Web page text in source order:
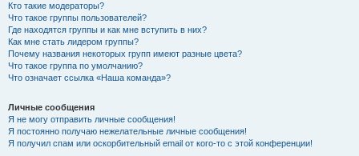
Кто такие модераторы?
Что такое группы пользователей?
Где находятся группы и как мне вступить в них?
Как мне стать лидером группы?
Почему названия некоторых групп имеют разные цвета?
Что такое группа по умолчанию?
Что означает ссылка «Наша команда»?
Личные сообщения
Я не могу отправить личные сообщения!
Я постоянно получаю нежелательные личные сообщения!
Я получил спам или оскорбительный email от кого-то с этой конференции!